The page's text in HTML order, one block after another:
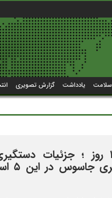
سلامت یادداشت گزارش تصویری